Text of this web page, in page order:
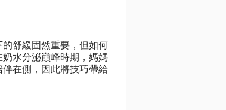
舒緩固然重要，但如何
水分泌巔峰時期，媽媽
在側，因此將技巧帶給